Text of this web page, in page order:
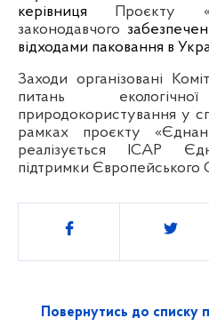
керівниця
Проєкту
законодавчого
відходами паковання в
Заходи організовані
питань
природoкористування у
рамках проєкту
реалізується ІСАР
підтримки Європейського
Поділитись
Повернутись до списку